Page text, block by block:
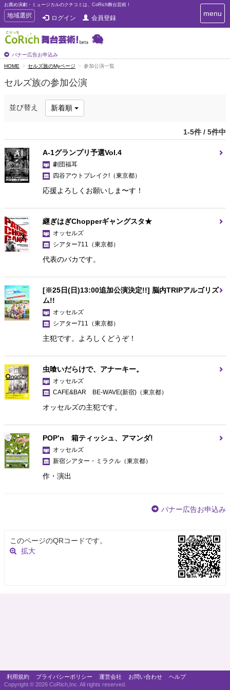
お薦め演劇・ミュージカルのクチコミは、CoRich舞台芸術！
T
o
g
g
e
n
v
a
地域選択 ログイン 会員登録
バナー広告お申込み
T
o
t
menu
HOME セルズ族のMyページ 参加公演一覧
セルズ族の参加公演
並び替え 新着順
1-5件 / 5件中
A-1グランプリ予選Vol.4
劇団福耳
四谷アウトブレイク! （東京都）
応援よろしくお願いしま〜す！
継ぎはぎChopperギャングスタ★
オッセルズ
シアター711 （東京都）
代表のバカです。
[※25日(日)13:00追加公演決定!!] 脳内TRIPアルゴリズ
ム!!
オッセルズ
シアター711 （東京都）
主犯です。よろしくどうぞ！
虫喰いだらけで、アナーキー。
オッセルズ
CAFE&BAR BE-WAVE(新宿) （東京都）
オッセルズの主犯です。
POP’n 箱ティッシュ、アマンダ!
オッセルズ
新宿シアター・ミラクル （東京都）
作・演出
バナー広告お申込み
このページのQRコードです。
拡大
利用規約 プライバシーポリシー 運営会社 お問い合わせ
ヘルプ
Copyright © 2026 CoRich,Inc. All rights reserved.